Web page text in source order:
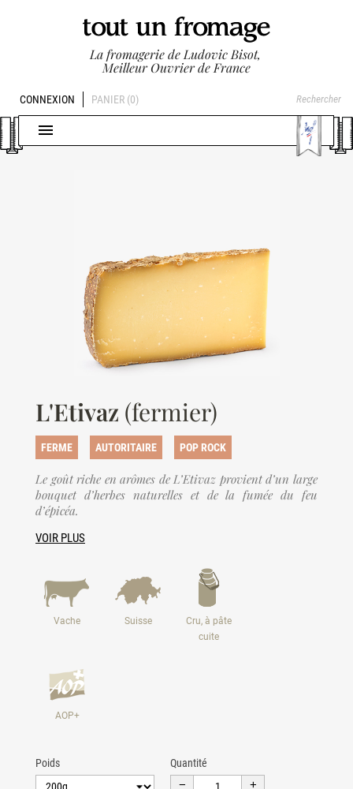
La fromagerie de Ludovic Bisot,
Meilleur Ouvrier de France
CONNEXION PANIER (0)

L'Etivaz (fermier)
FERME AUTORITAIRE POP ROCK
Le goût riche en arômes de L’Etivaz provient d’un large
bouquet d’herbes naturelles et de la fumée du feu
d’épicéa.
VOIR PLUS
Vache Suisse
Cru, à pâte
cuite
AOP+
Poids Quantité